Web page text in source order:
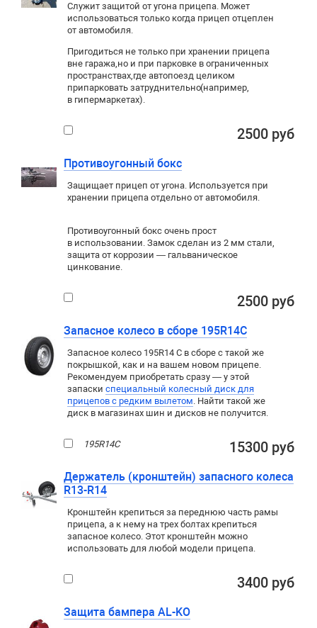
Служит защитой от угона прицепа. Может
использоваться только когда прицеп отцеплен
от автомобиля.
Пригодиться не только при хранении прицепа
вне гаража,но и при парковке в ограниченных
пространствах,где автопоезд целиком
припарковать затруднительно(например,
в гипермаркетах).
2500 руб
Противоугонный бокс
Защищает прицеп от угона. Используется при
хранении прицепа отдельно от автомобиля.
Противоугонный бокс очень прост
в использовании. Замок сделан из 2 мм стали,
защита от коррозии — гальваническое
цинкование.
2500 руб
Запасное колесо в сборе 195R14C
Запасное колесо 195R14 C в сборе с такой же
покрышкой, как и на вашем новом прицепе.
Рекомендуем приобретать сразу — у этой
запаски специальный колесный диск для
прицепов c редким вылетом. Найти такой же
диск в магазинах шин и дисков не получится.
195R14C 15300 руб
Держатель (кронштейн) запасного колеса
R13-R14
Кронштейн крепиться за переднюю часть рамы
прицепа, а к нему на трех болтах крепиться
запасное колесо. Этот кронштейн можно
использовать для любой модели прицепа.
3400 руб
Защита бампера AL-KO